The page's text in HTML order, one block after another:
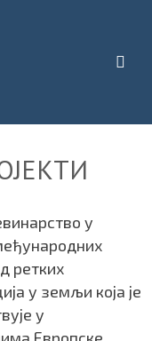
у
ретких
у земљи која је
у